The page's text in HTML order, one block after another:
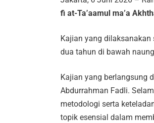
fi at-Ta’aamul ma’a
Kajian yang dilaksanakan
dua tahun di bawah
Kajian yang berlangsung
Abdurrahman Fadli.
metodologi serta
topik esensial dalam